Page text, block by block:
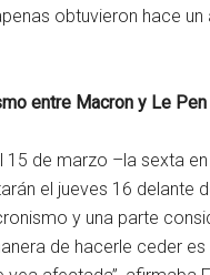
obtuvieron hace
entre Macron y Le Pen
15 de marzo –la sexta
el jueves 16 delante
y una parte
de hacerle ceder es